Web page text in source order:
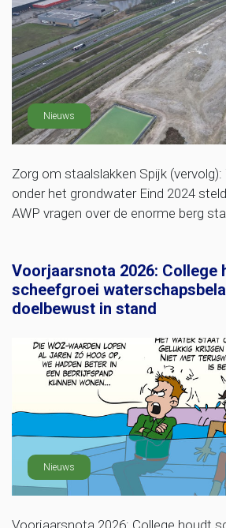
Nieuws
Zorg om staalslakken Spijk
onder het grondwater Eind 2024
AWP vragen over de enorme berg
Voorjaarsnota 2026: College
scheefgroei
doelbewust in stand
Nieuws